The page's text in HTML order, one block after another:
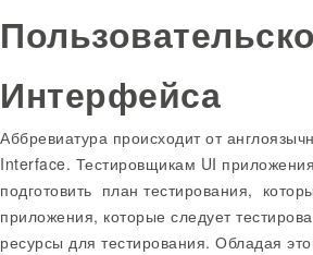
Интерфейса
Аббревиатура происходит от
Interface. Тестировщикам UI
подготовить план тестирования,
приложения, которые следует
ресурсы для тестирования. Обладая